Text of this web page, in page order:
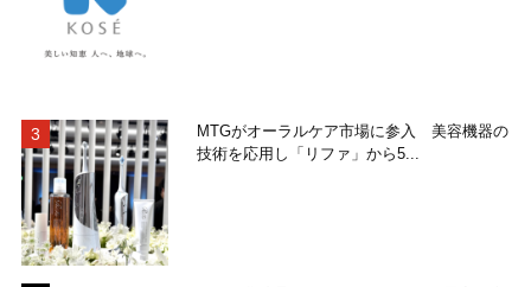
MTGがオーラルケア市場に参入 美容機器の
技術を応用し「リファ」から5...